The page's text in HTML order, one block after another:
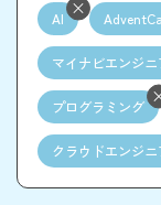
AI
マイナビエンジ
プログラミング
クラウドエンジニ